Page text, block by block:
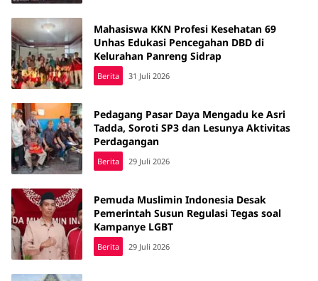
Mahasiswa KKN Profesi Kesehatan 69
Unhas Edukasi Pencegahan DBD di
Kelurahan Panreng Sidrap
Berita 31 Juli 2026
Pedagang Pasar Daya Mengadu ke Asri
Tadda, Soroti SP3 dan Lesunya Aktivitas
Perdagangan
Berita 29 Juli 2026
Pemuda Muslimin Indonesia Desak
Pemerintah Susun Regulasi Tegas soal
Kampanye LGBT
Berita 29 Juli 2026